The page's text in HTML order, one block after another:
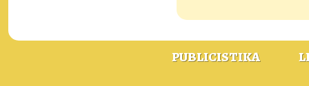
PUBLICISTIKA